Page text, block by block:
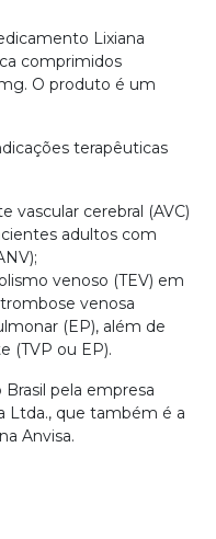
Lixiana
comprimidos
O produto é um
terapêuticas
vascular cerebral (AVC)
adultos com
venoso (TEV) em
venosa
(EP), além de
(TVP ou EP).
pela empresa
Ltda., que também é a
Anvisa.